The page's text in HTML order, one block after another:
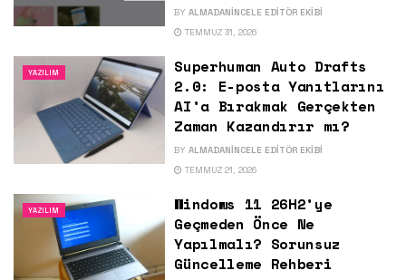
BY ALMADANINCELE EDITÖR EKIBI
TEMMUZ 31, 2026
YAZILIM
Superhuman Auto Drafts
2.0: E-posta Yanıtlarını
AI’a Bırakmak Gerçekten
Zaman Kazandırır mı?
BY ALMADANINCELE EDITÖR EKIBI
TEMMUZ 21, 2026
YAZILIM
Windows 11 26H2’ye
Geçmeden Önce Ne
Yapılmalı? Sorunsuz
Güncelleme Rehberi